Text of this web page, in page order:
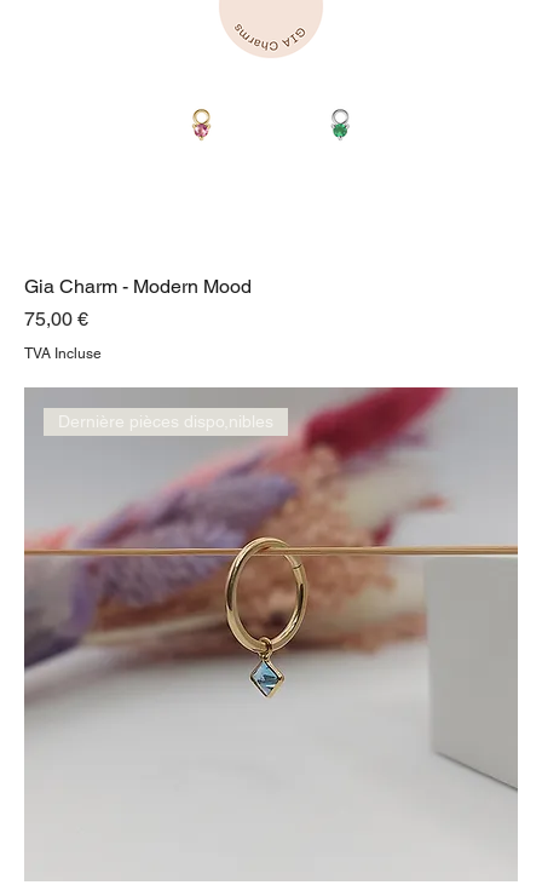
Gia Charm - Modern Mood
Prix
75,00 €
TVA Incluse
Dernière pièces dispo,nibles